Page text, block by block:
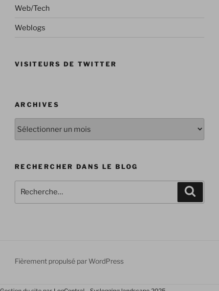
Web/Tech
Weblogs
VISITEURS DE TWITTER
ARCHIVES
RECHERCHER DANS LE BLOG
Fièrement propulsé par WordPress